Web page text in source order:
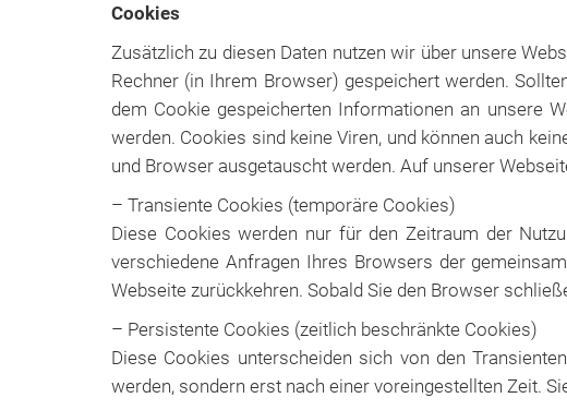
Cookies
Zusätzlich zu diesen Daten nutzen wir über unsere
Rechner (in Ihrem Browser) gespeichert werden.
dem Cookie gespeicherten Informationen an unsere
werden. Cookies sind keine Viren, und können auch
und Browser ausgetauscht werden. Auf unserer
– Transiente Cookies (temporäre Cookies)
Diese Cookies werden nur für den Zeitraum der
verschiedene Anfragen Ihres Browsers der
Webseite zurückkehren. Sobald Sie den Browser
– Persistente Cookies (zeitlich beschränkte Cookies)
Diese Cookies unterscheiden sich von den
werden, sondern erst nach einer voreingestellten Zeit.